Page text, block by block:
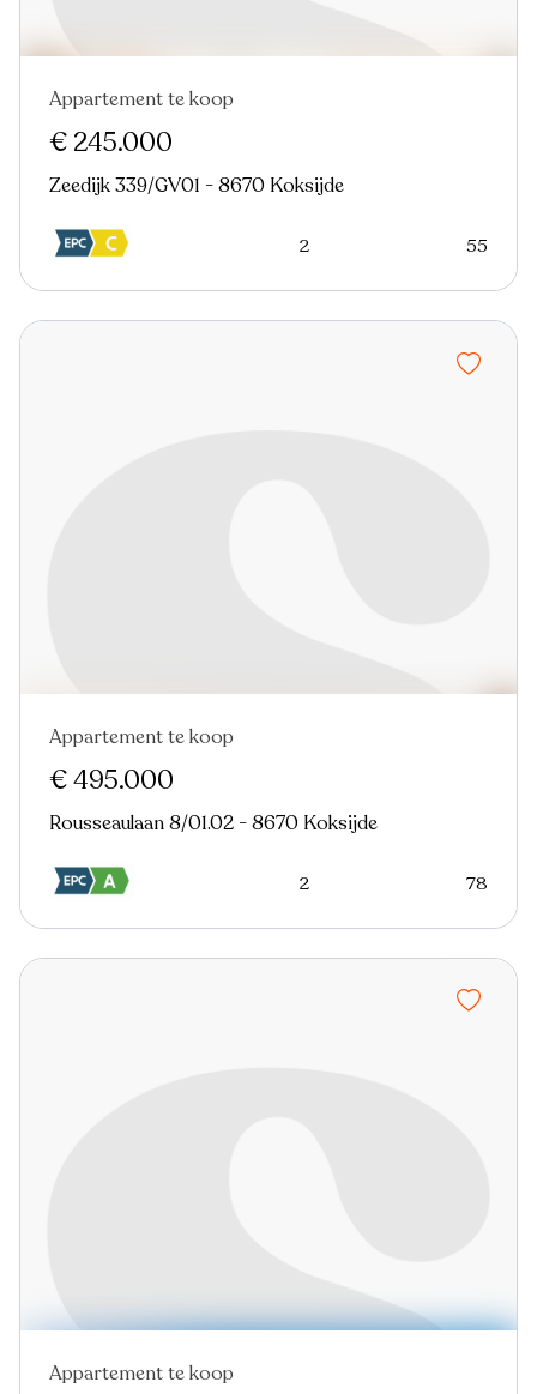
Nieuw
Appartement te koop
€ 245.000
Zeedijk 339/GV01 - 8670 Koksijde
2 55
Nieuw
Appartement te koop
€ 495.000
Rousseaulaan 8/01.02 - 8670 Koksijde
2 78
Nieuw
Appartement te koop